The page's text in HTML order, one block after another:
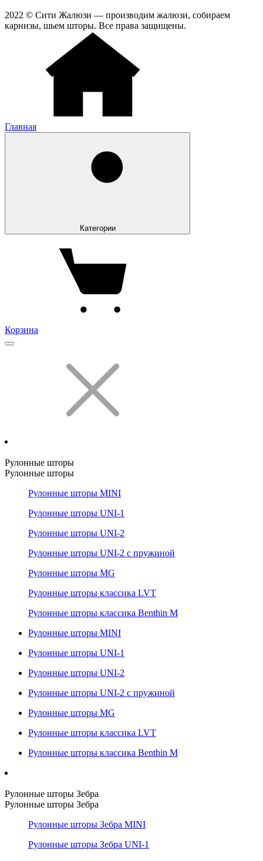
2022 © Сити Жалюзи — производим жалюзи, собираем
карнизы, шьем шторы. Все права защищены.
Главная
Категории
Корзина
Рулонные шторы
Рулонные шторы
Рулонные шторы MINI
Рулонные шторы UNI-1
Рулонные шторы UNI-2
Рулонные шторы UNI-2 с пружиной
Рулонные шторы MG
Рулонные шторы классика LVT
Рулонные шторы классика Benthin M
Рулонные шторы MINI
Рулонные шторы UNI-1
Рулонные шторы UNI-2
Рулонные шторы UNI-2 с пружиной
Рулонные шторы MG
Рулонные шторы классика LVT
Рулонные шторы классика Benthin M
Рулонные шторы Зебра
Рулонные шторы Зебра
Рулонные шторы Зебра MINI
Рулонные шторы Зебра UNI-1